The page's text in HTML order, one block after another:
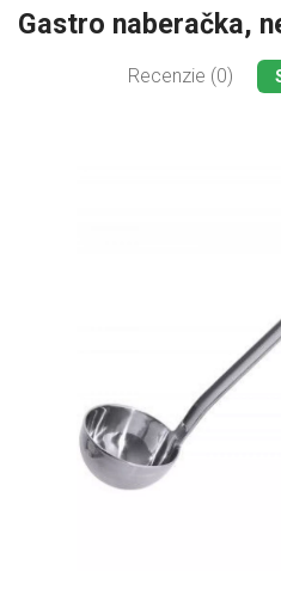
Gastro naberačka,
Recenzie (0)